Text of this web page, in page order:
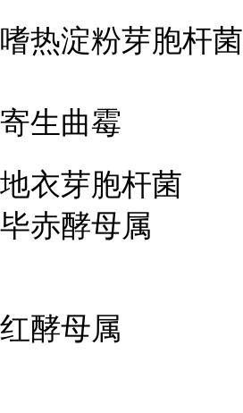
嗜热淀粉芽胞杆菌
寄生曲霉
地衣芽胞杆菌
毕赤酵母属
红酵母属